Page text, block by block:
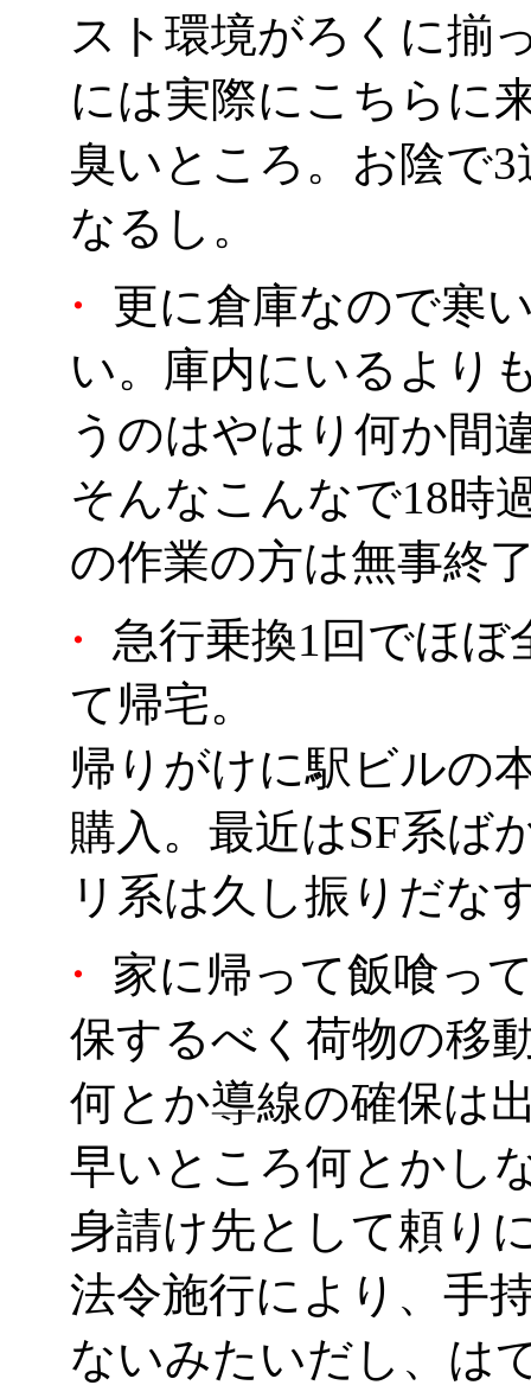
スト環境がろくに揃
には実際にこちらに
臭いところ。お陰で
なるし。
・
更に倉庫なので寒
い。庫内にいるより
うのはやはり何か間
そんなこんなで18時
の作業の方は無事終
・
急行乗換1回でほ
て帰宅。
帰りがけに駅ビルの
購入。最近はSF系ば
リ系は久し振りだな
・
家に帰って飯喰っ
保するべく荷物の移
何とか導線の確保は
早いところ何とかし
身請け先として頼り
法令施行により、手
ないみたいだし、は